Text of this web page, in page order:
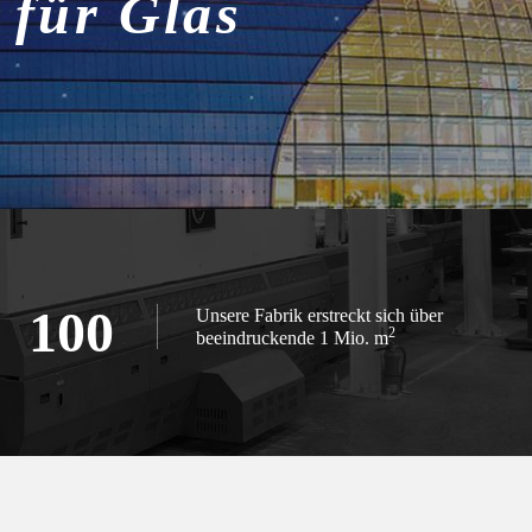
für Glas
100
Unsere Fabrik erstreckt sich über
beeindruckende 1 Mio. m2